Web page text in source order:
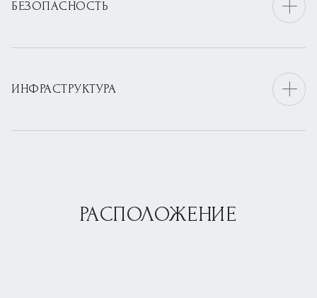
БЕЗОПАСНОСТЬ
ИНФРАСТРУКТУРА
РАСПОЛОЖЕНИЕ